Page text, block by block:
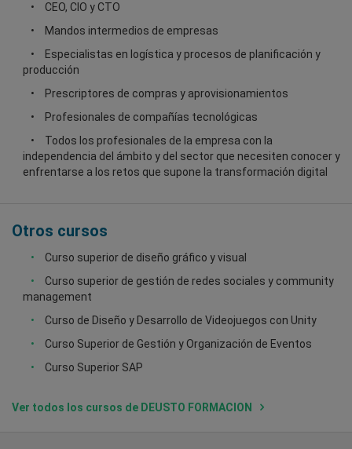
CEO, CIO y CTO
Mandos intermedios de empresas
Especialistas en logística y procesos de planificación y
producción
Prescriptores de compras y aprovisionamientos
Profesionales de compañías tecnológicas
Todos los profesionales de la empresa con la
independencia del ámbito y del sector que necesiten conocer y
enfrentarse a los retos que supone la transformación digital
Otros cursos
Curso superior de diseño gráfico y visual
Curso superior de gestión de redes sociales y community
management
Curso de Diseño y Desarrollo de Videojuegos con Unity
Curso Superior de Gestión y Organización de Eventos
Curso Superior SAP
Ver todos los cursos de DEUSTO FORMACION